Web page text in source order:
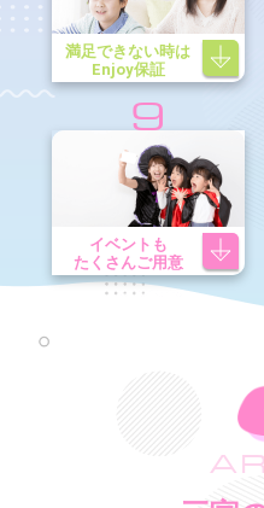
満足できない時は
Enjoy保証
9
イベントも
たくさんご用意